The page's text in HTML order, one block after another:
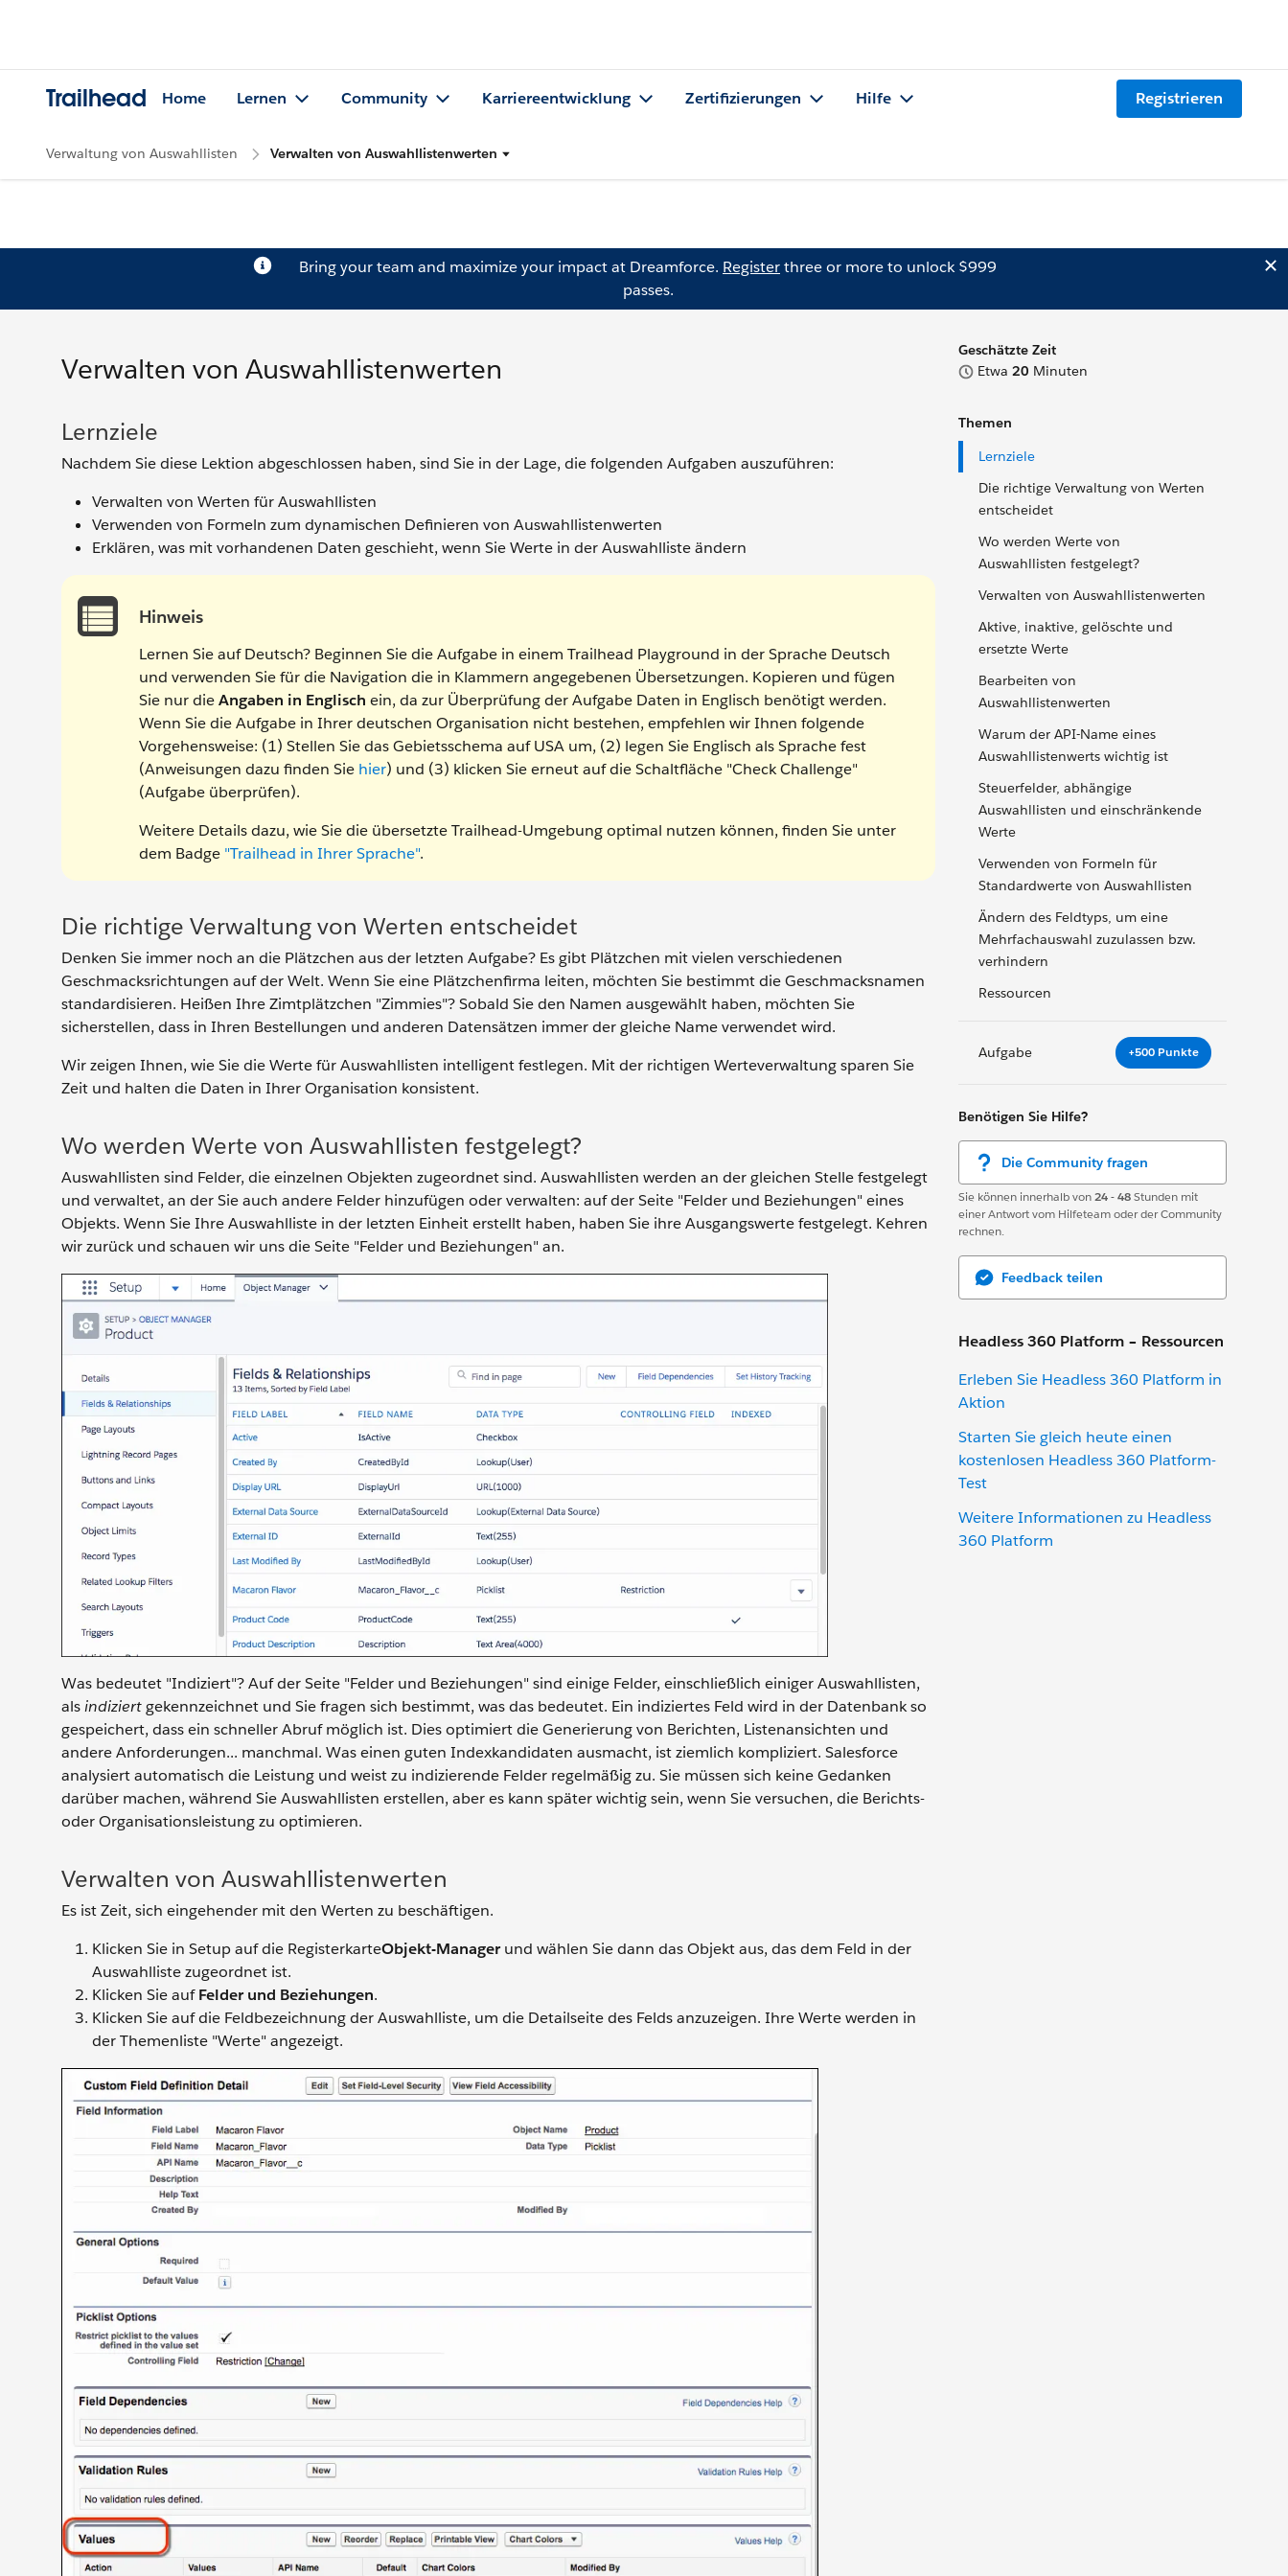
Trailhead Home Lernen Community Karriereentwicklung Zertifizierungen Hilfe Registrieren
Verwaltung von Auswahllisten Verwalten von Auswahllistenwerten
Bring your team and maximize your impact at Dreamforce. Registerthree or more to unlock $999
passes.
Geschätzte Zeit
Etwa 20 Minuten
Themen
Lernziele
Die richtige Verwaltung von Werten
entscheidet
Wo werden Werte von
Auswahllisten festgelegt?
Verwalten von Auswahllistenwerten
Aktive, inaktive, gelöschte und
ersetzte Werte
Bearbeiten von
Auswahllistenwerten
Warum der API-Name eines
Auswahllistenwerts wichtig ist
Steuerfelder, abhängige
Auswahllisten und einschränkende
Werte
Verwenden von Formeln für
Standardwerte von Auswahllisten
Ändern des Feldtyps, um eine
Mehrfachauswahl zuzulassen bzw.
verhindern
Ressourcen
Aufgabe +500 Punkte
Benötigen Sie Hilfe?
Die Community fragen
Sie können innerhalb von24 - 48Stunden mit
einer Antwort vom Hilfeteam oder der Community
rechnen.
Feedback teilen
Headless 360 Platform – Ressourcen
Erleben Sie Headless 360 Platform in
Aktion
Starten Sie gleich heute einen
kostenlosen Headless 360 Platform-
Test
Weitere Informationen zu Headless
360 Platform
Verwalten von Auswahllistenwerten
Lernziele
Nachdem Sie diese Lektion abgeschlossen haben, sind Sie in der Lage, die folgenden Aufgaben auszuführen:
Verwalten von Werten für Auswahllisten
Verwenden von Formeln zum dynamischen Definieren von Auswahllistenwerten
Erklären, was mit vorhandenen Daten geschieht, wenn Sie Werte in der Auswahlliste ändern
Hinweis
Lernen Sie auf Deutsch? Beginnen Sie die Aufgabe in einem Trailhead Playground in der Sprache Deutsch
und verwenden Sie für die Navigation die in Klammern angegebenen Übersetzungen. Kopieren und fügen
Sie nur dieAngaben in Englisch ein, da zur Überprüfung der Aufgabe Daten in Englisch benötigt werden.
Wenn Sie die Aufgabe in Ihrer deutschen Organisation nicht bestehen, empfehlen wir Ihnen folgende
Vorgehensweise: (1) Stellen Sie das Gebietsschema auf USA um, (2) legen Sie Englisch als Sprache fest
(Anweisungen dazu finden Sie hier) und (3) klicken Sie erneut auf die Schaltfläche "Check Challenge"
(Aufgabe überprüfen).
Weitere Details dazu, wie Sie die übersetzte Trailhead-Umgebung optimal nutzen können, finden Sie unter
dem Badge "Trailhead in Ihrer Sprache".
Die richtige Verwaltung von Werten entscheidet
Denken Sie immer noch an die Plätzchen aus der letzten Aufgabe? Es gibt Plätzchen mit vielen verschiedenen
Geschmacksrichtungen auf der Welt. Wenn Sie eine Plätzchenfirma leiten, möchten Sie bestimmt die Geschmacksnamen
standardisieren. Heißen Ihre Zimtplätzchen "Zimmies"? Sobald Sie den Namen ausgewählt haben, möchten Sie
sicherstellen, dass in Ihren Bestellungen und anderen Datensätzen immer der gleiche Name verwendet wird.
Wir zeigen Ihnen, wie Sie die Werte für Auswahllisten intelligent festlegen. Mit der richtigen Werteverwaltung sparen Sie
Zeit und halten die Daten in Ihrer Organisation konsistent.
Wo werden Werte von Auswahllisten festgelegt?
Auswahllisten sind Felder, die einzelnen Objekten zugeordnet sind. Auswahllisten werden an der gleichen Stelle festgelegt
und verwaltet, an der Sie auch andere Felder hinzufügen oder verwalten: auf der Seite "Felder und Beziehungen" eines
Objekts. Wenn Sie Ihre Auswahlliste in der letzten Einheit erstellt haben, haben Sie ihre Ausgangswerte festgelegt. Kehren
wir zurück und schauen wir uns die Seite "Felder und Beziehungen" an.
Was bedeutet "Indiziert"? Auf der Seite "Felder und Beziehungen" sind einige Felder, einschließlich einiger Auswahllisten,
alsindiziertgekennzeichnet und Sie fragen sich bestimmt, was das bedeutet. Ein indiziertes Feld wird in der Datenbank so
gespeichert, dass ein schneller Abruf möglich ist. Dies optimiert die Generierung von Berichten, Listenansichten und
andere Anforderungen... manchmal. Was einen guten Indexkandidaten ausmacht, ist ziemlich kompliziert. Salesforce
analysiert automatisch die Leistung und weist zu indizierende Felder regelmäßig zu. Sie müssen sich keine Gedanken
darüber machen, während Sie Auswahllisten erstellen, aber es kann später wichtig sein, wenn Sie versuchen, die Berichts-
oder Organisationsleistung zu optimieren.
Verwalten von Auswahllistenwerten
Es ist Zeit, sich eingehender mit den Werten zu beschäftigen.
Klicken Sie in Setup auf die RegisterkarteObjekt-Managerund wählen Sie dann das Objekt aus, das dem Feld in der
Auswahlliste zugeordnet ist.
Klicken Sie aufFelder und Beziehungen.
Klicken Sie auf die Feldbezeichnung der Auswahlliste, um die Detailseite des Felds anzuzeigen. Ihre Werte werden in
der Themenliste "Werte" angezeigt.